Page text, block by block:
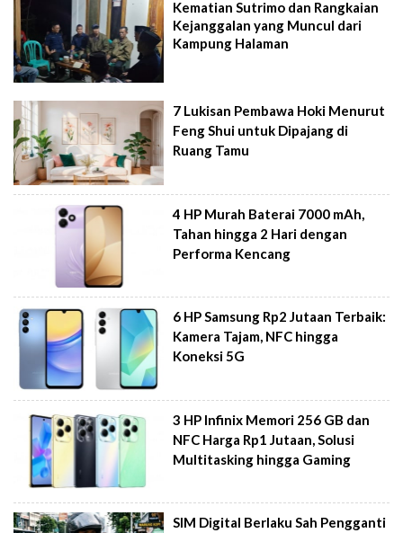
Kematian Sutrimo dan Rangkaian
Kejanggalan yang Muncul dari
Kampung Halaman
7 Lukisan Pembawa Hoki Menurut
Feng Shui untuk Dipajang di
Ruang Tamu
4 HP Murah Baterai 7000 mAh,
Tahan hingga 2 Hari dengan
Performa Kencang
6 HP Samsung Rp2 Jutaan Terbaik:
Kamera Tajam, NFC hingga
Koneksi 5G
3 HP Infinix Memori 256 GB dan
NFC Harga Rp1 Jutaan, Solusi
Multitasking hingga Gaming
SIM Digital Berlaku Sah Pengganti